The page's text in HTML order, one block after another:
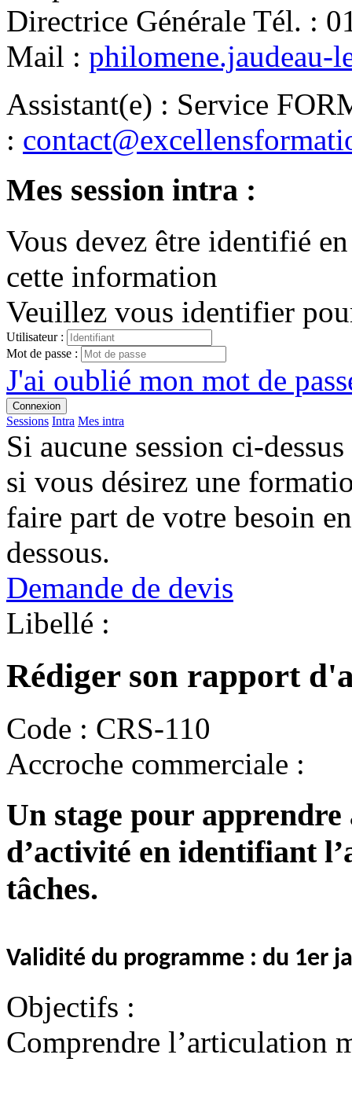
Directrice Générale Tél. :
Mail : philomene.jaudeau-
Assistant(e) : Service
:
Mes session intra :
Vous devez être identifié
cette information
Veuillez vous identifier
Utilisateur :
Mot de passe :
J'ai oublié mon mot de
Connexion
Sessions Intra Mes intra
Si aucune session ci-
si vous désirez une
faire part de votre besoin
dessous.
Demande de devis
Libellé :
Rédiger son rapport
Code : CRS-110
Accroche commerciale :
Un stage pour
d’activité en identifiant
tâches.
Validité du programme : du 1er
Objectifs :
Comprendre l’articulation